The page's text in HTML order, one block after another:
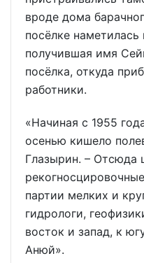
вроде дома
посёлке наметилась
получившая имя
посёлка, откуда
работники.
«Начиная с 1955
осенью кишело
Глазырин. – Отсюда
партии мелких и
гидрологи,
восток и запад, к
Анюй».